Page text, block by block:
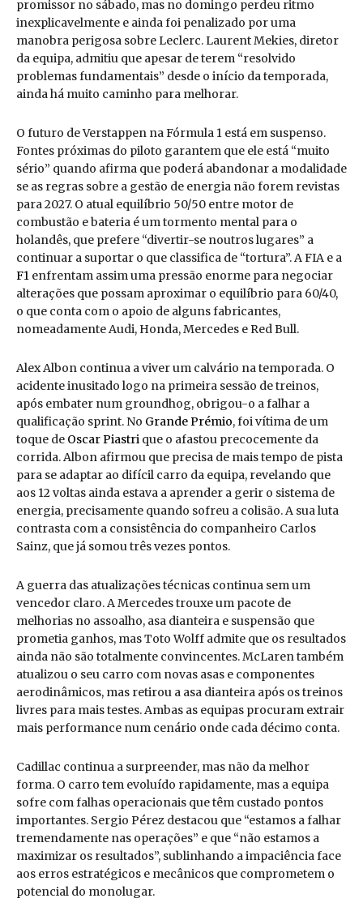
promissor no sábado, mas no domingo perdeu ritmo
inexplicavelmente e ainda foi penalizado por uma
manobra perigosa sobre Leclerc. Laurent Mekies, diretor
da equipa, admitiu que apesar de terem “resolvido
problemas fundamentais” desde o início da temporada,
ainda há muito caminho para melhorar.
O futuro de Verstappen na Fórmula 1 está em suspenso.
Fontes próximas do piloto garantem que ele está “muito
sério” quando afirma que poderá abandonar a modalidade
se as regras sobre a gestão de energia não forem revistas
para 2027. O atual equilíbrio 50/50 entre motor de
combustão e bateria é um tormento mental para o
holandês, que prefere “divertir-se noutros lugares” a
continuar a suportar o que classifica de “tortura”. A FIA e a
F1 enfrentam assim uma pressão enorme para negociar
alterações que possam aproximar o equilíbrio para 60/40,
o que conta com o apoio de alguns fabricantes,
nomeadamente Audi, Honda, Mercedes e Red Bull.
Alex Albon continua a viver um calvário na temporada. O
acidente inusitado logo na primeira sessão de treinos,
após embater num groundhog, obrigou-o a falhar a
qualificação sprint. No Grande Prémio, foi vítima de um
toque de Oscar Piastri que o afastou precocemente da
corrida. Albon afirmou que precisa de mais tempo de pista
para se adaptar ao difícil carro da equipa, revelando que
aos 12 voltas ainda estava a aprender a gerir o sistema de
energia, precisamente quando sofreu a colisão. A sua luta
contrasta com a consistência do companheiro Carlos
Sainz, que já somou três vezes pontos.
A guerra das atualizações técnicas continua sem um
vencedor claro. A Mercedes trouxe um pacote de
melhorias no assoalho, asa dianteira e suspensão que
prometia ganhos, mas Toto Wolff admite que os resultados
ainda não são totalmente convincentes. McLaren também
atualizou o seu carro com novas asas e componentes
aerodinâmicos, mas retirou a asa dianteira após os treinos
livres para mais testes. Ambas as equipas procuram extrair
mais performance num cenário onde cada décimo conta.
Cadillac continua a surpreender, mas não da melhor
forma. O carro tem evoluído rapidamente, mas a equipa
sofre com falhas operacionais que têm custado pontos
importantes. Sergio Pérez destacou que “estamos a falhar
tremendamente nas operações” e que “não estamos a
maximizar os resultados”, sublinhando a impaciência face
aos erros estratégicos e mecânicos que comprometem o
potencial do monolugar.